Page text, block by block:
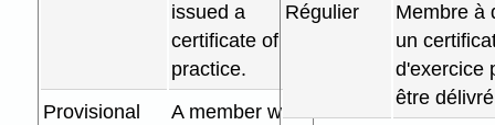
issued a
certificate of
practice.
Provisional
A member who
Régulier
Membre à
un
d'exercice
être délivré